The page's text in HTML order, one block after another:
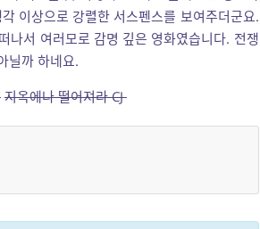
이상으로 강렬한 서스펜스를 보여주더군요.
나서 여러모로 감명 깊은 영화였습니다. 전쟁
닐까 하네요.
지옥에나 떨어져라 CJ